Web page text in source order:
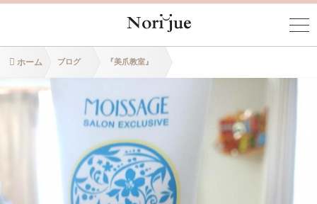
ホーム ブログ 『美爪教室』